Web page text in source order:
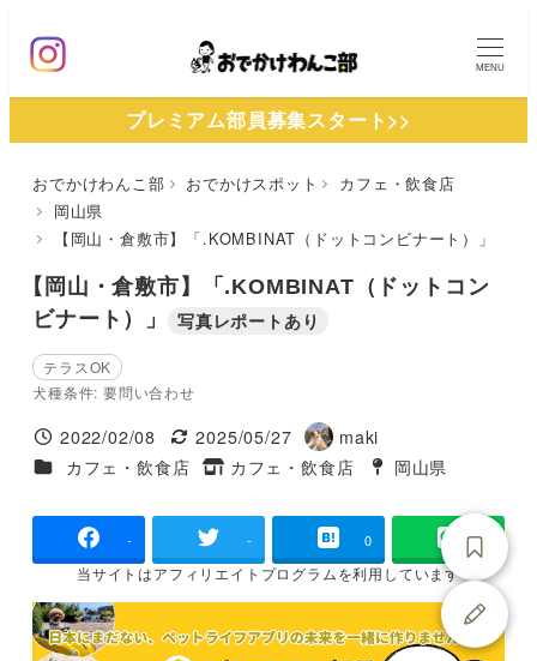
ン
MENU
プレミアム部員募集スタート>>
おでかけわんこ部 おでかけスポット
カフェ・飲食店
岡山県
【岡山・倉敷市】「.KOMBINAT（ドットコンビナート）」
【岡山・倉敷市】「.KOMBINAT（ドットコン
ビナート）」
写真レポートあり
テラスOK
犬種条件: 要問い合わせ
投稿日
2022/02/08
更新日
2025/05/27
著
者
maki
施設ジャンル
カフェ・飲食店
タグ
カフェ・飲食店
タグ
岡山県
- - 0
当サイトはアフィリエイトプログラムを利用しています